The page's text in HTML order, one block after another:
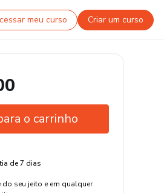
meu curso Criar um curso
o carrinho
de 7 dias
do seu jeito e em qualquer